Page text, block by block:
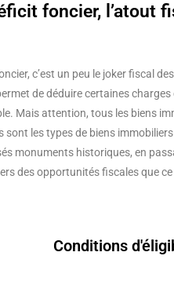
foncier, l’atout
c’est un peu le joker fiscal
de déduire certaines
Mais attention, tous les biens
sont les types de biens
monuments historiques, en
des opportunités fiscales que
Conditions